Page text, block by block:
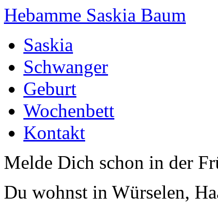
Hebamme Saskia Baum
Saskia
Schwanger
Geburt
Wochenbett
Kontakt
Melde Dich schon in der
Du wohnst in Würselen,